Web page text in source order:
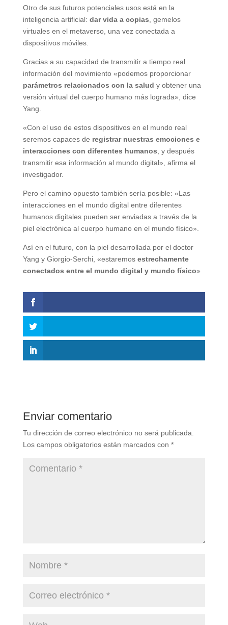
Otro de sus futuros potenciales usos está en la
inteligencia artificial: dar vida a copias , gemelos
virtuales en el metaverso, una vez conectada a
dispositivos móviles.
Gracias a su capacidad de transmitir a tiempo real
información del movimiento «podemos proporcionar
parámetros relacionados con la salud y obtener una
versión virtual del cuerpo humano más lograda», dice
Yang.
«Con el uso de estos dispositivos en el mundo real
seremos capaces de registrar nuestras emociones e
interacciones con diferentes humanos , y después
transmitir esa información al mundo digital», afirma el
investigador.
Pero el camino opuesto también sería posible: «Las
interacciones en el mundo digital entre diferentes
humanos digitales pueden ser enviadas a través de la
piel electrónica al cuerpo humano en el mundo físico».
Así en el futuro, con la piel desarrollada por el doctor
Yang y Giorgio-Serchi, «estaremos estrechamente
conectados entre el mundo digital y mundo físico»
Enviar comentario
Tu dirección de correo electrónico no será publicada.
Los campos obligatorios están marcados con *